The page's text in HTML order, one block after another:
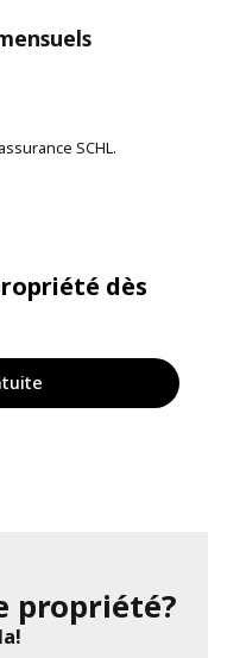
SCHL.
dès
propriété?